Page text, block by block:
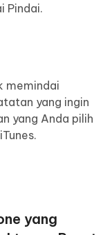
Pindai.
memindai
yang ingin
yang Anda pilih
yang